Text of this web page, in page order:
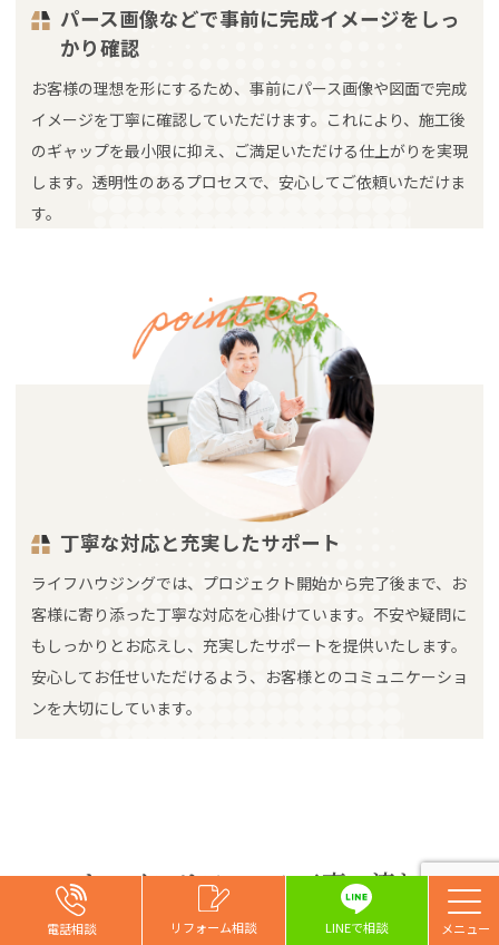
電話相談 リフォーム相談 お問い合わせ
パース画像などで事前に完成イメージをしっ
かり確認
お客様の理想を形にするため、事前にパース画像や図面で完成
イメージを丁寧に確認していただけます。これにより、施工後
のギャップを最小限に抑え、ご満足いただける仕上がりを実現
します。透明性のあるプロセスで、安心してご依頼いただけま
す。
丁寧な対応と充実したサポート
ライフハウジングでは、プロジェクト開始から完了後まで、お
客様に寄り添った丁寧な対応を心掛けています。不安や疑問に
もしっかりとお応えし、充実したサポートを提供いたします。
安心してお任せいただけるよう、お客様とのコミュニケーショ
ンを大切にしています。
キッチンリフォーム工事の流れ
電話相談 リフォーム相談 お問い合わせ
電話相談 リフォーム相談 お問い合わせ
電話相談 リフォーム相談 LINEで相談